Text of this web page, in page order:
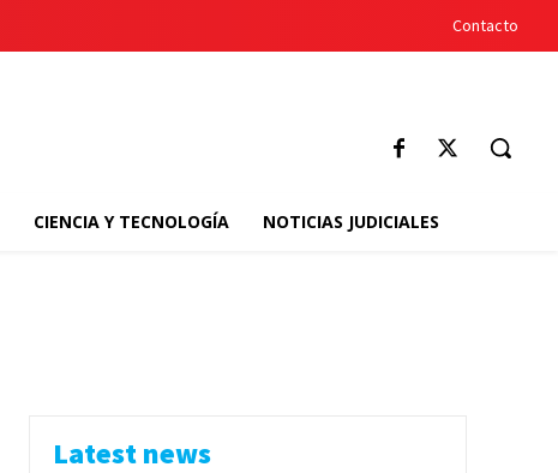
Contacto
CIENCIA Y TECNOLOGÍA NOTICIAS JUDICIALES
Latest news